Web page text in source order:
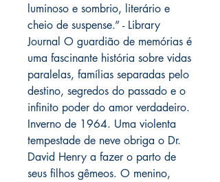
luminoso e sombrio, literário e
cheio de suspense.” - Library
Journal O guardião de memórias é
uma fascinante história sobre vidas
paralelas, famílias separadas pelo
destino, segredos do passado e o
infinito poder do amor verdadeiro.
Inverno de 1964. Uma violenta
tempestade de neve obriga o Dr.
David Henry a fazer o parto de
seus filhos gêmeos. O menino,